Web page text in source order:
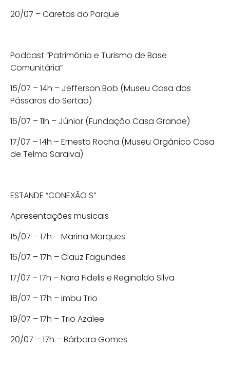
20/07 – Caretas do Parque
Podcast “Patrimônio e Turismo de Base
Comunitária”
15/07 – 14h – Jefferson Bob (Museu Casa dos
Pássaros do Sertão)
16/07 – 11h – Júnior (Fundação Casa Grande)
17/07 – 14h – Ernesto Rocha (Museu Orgânico Casa
de Telma Saraiva)
ESTANDE “CONEXÃO S”
Apresentações musicais
15/07 – 17h – Marina Marques
16/07 – 17h – Clauz Fagundes
17/07 – 17h – Nara Fidelis e Reginaldo Silva
18/07 – 17h – Imbu Trio
19/07 – 17h – Trio Azalee
20/07 – 17h – Bárbara Gomes